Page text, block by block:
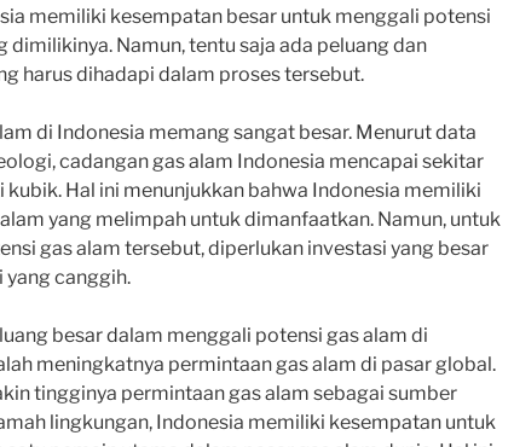
memiliki kesempatan besar untuk menggali potensi
dimilikinya. Namun, tentu saja ada peluang dan
harus dihadapi dalam proses tersebut.
di Indonesia memang sangat besar. Menurut data
cadangan gas alam Indonesia mencapai sekitar
kubik. Hal ini menunjukkan bahwa Indonesia memiliki
yang melimpah untuk dimanfaatkan. Namun, untuk
gas alam tersebut, diperlukan investasi yang besar
canggih.
besar dalam menggali potensi gas alam di
meningkatnya permintaan gas alam di pasar global.
tingginya permintaan gas alam sebagai sumber
lingkungan, Indonesia memiliki kesempatan untuk